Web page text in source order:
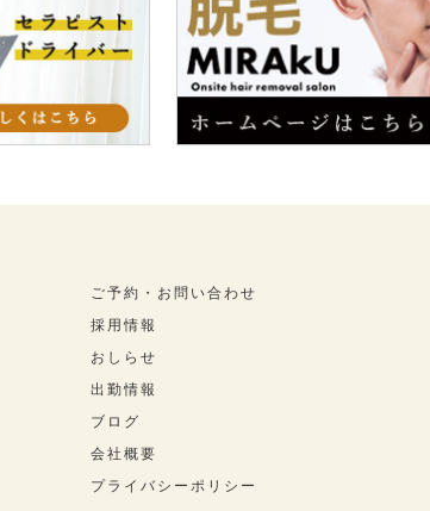
ご予約・お問い合わせ
採用情報
おしらせ
出勤情報
ブログ
会社概要
プライバシーポリシー